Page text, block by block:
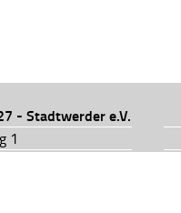
- Stadtwerder e.V.
1